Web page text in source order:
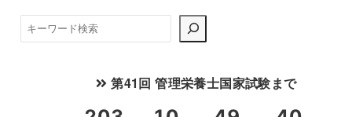
水
塩分濃度(約3%の食塩水)
検
索
第41回 管理栄養士国家試験まで